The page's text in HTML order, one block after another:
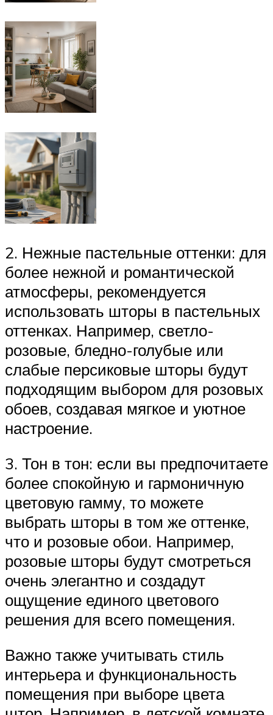
2. Нежные пастельные оттенки: для
более нежной и романтической
атмосферы, рекомендуется
использовать шторы в пастельных
оттенках. Например, светло-
розовые, бледно-голубые или
слабые персиковые шторы будут
подходящим выбором для розовых
обоев, создавая мягкое и уютное
настроение.
3. Тон в тон: если вы предпочитаете
более спокойную и гармоничную
цветовую гамму, то можете
выбрать шторы в том же оттенке,
что и розовые обои. Например,
розовые шторы будут смотреться
очень элегантно и создадут
ощущение единого цветового
решения для всего помещения.
Важно также учитывать стиль
интерьера и функциональность
помещения при выборе цвета